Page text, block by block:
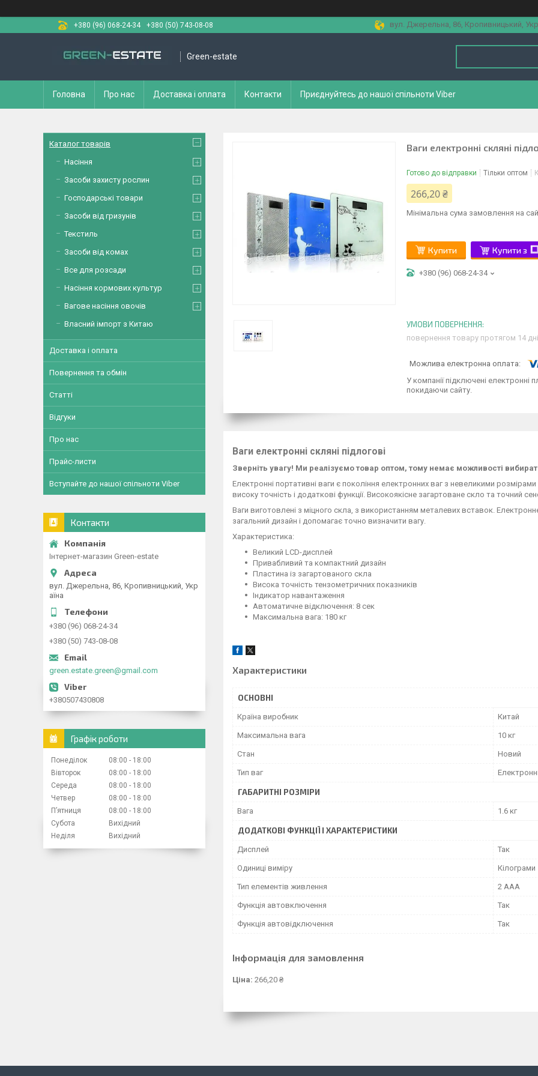
+380 (96) 068-24-34 +380 (50) 743-08-08 вул. Джерельна, 86, Кропивницький,
Green-estate
Головна Про нас Доставка і оплата Контакти Приєднуйтесь до нашої спільноти Viber
Ваги електронні скляні
Готово до відправки Тільки оптом
266,20 ₴
Мінімальна сума замовлення на
Купити Купити з
+380 (96) 068-24-34
повернення товару протягом 14
У компанії підключені електронні
покидаючи сайту.
Ваги електронні скляні підлогові
Зверніть увагу! Ми реалізуємо товар оптом, тому немає можливості
Електронні портативні ваги є покоління електронних ваг з невеликими
високу точність і додаткові функції. Високоякісне загартоване скло та точний
Ваги виготовлені з міцного скла, з використанням металевих вставок.
загальний дизайн і допомагає точно визначити вагу.
Характеристика:
Великий LCD-дисплей
Привабливий та компактний дизайн
Пластина із загартованого скла
Висока точність тензометричних показників
Індикатор навантаження
Автоматичне відключення: 8 сек
Максимальна вага: 180 кг
Характеристики
ОСНОВНІ
Країна виробник Китай
Максимальна вага 10 кг
Стан Новий
Тип ваг
ГАБАРИТНІ РОЗМІРИ
Вага 1.6 кг
ДОДАТКОВІ ФУНКЦІЇ І ХАРАКТЕРИСТИКИ
Дисплей Так
Одиниці виміру Кілограми
Тип елементів живлення 2 AAA
Функція автовключення Так
Функція автовідключення Так
Інформація для замовлення
Ціна: 266,20 ₴
Каталог товарів
Насіння
Засоби захисту рослин
Господарські товари
Засоби від гризунів
Текстиль
Засоби від комах
Все для розсади
Насіння кормових культур
Вагове насіння овочів
Власний імпорт з Китаю
Доставка і оплата
Повернення та обмін
Статті
Відгуки
Про нас
Прайс-листи
Вступайте до нашої спільноти Viber
Контакти
Інтернет-магазин Green-estate
вул. Джерельна, 86, Кропивницький, Укр
аїна
+380 (96) 068-24-34
+380 (50) 743-08-08
green.estate.green@gmail.com
+380507430808
Графік роботи
Понеділок 08:00
18:00
Вівторок
08:00
18:00
Середа
08:00
18:00
Четвер
08:00
18:00
Пʼятниця
08:00
18:00
Субота
Вихідний
Неділя
Вихідний